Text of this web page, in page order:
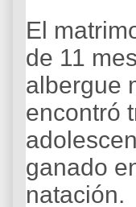
El
de 11
albergue
encontró
ganado
natación.